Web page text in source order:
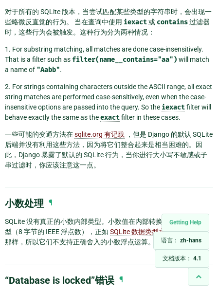
Getting Help
语言： zh-hans
文档版本： 4.1
对于所有的 SQLite 版本，当尝试匹配某些类型的字符串时，会出现一
些略微反直觉的行为。 当在查询中使用 iexact或 contains过滤器
时，这些行为会被触发。这种行为分为两种情况：
1. For substring matching, all matches are done case-insensitively.
That is a filter such as filter(name__contains="aa") will match
a name of "Aabb".
2. For strings containing characters outside the ASCII range, all exact
string matches are performed case-sensitively, even when the case-
insensitive options are passed into the query. So the iexactfilter will
behave exactly the same as theexactfilter in these cases.
一些可能的变通方法在sqlite.org 有记载 ，但是 Django 的默认 SQLite
后端并没有利用这些方法，因为将它们整合起来是相当困难的。因
此，Django 暴露了默认的 SQLite 行为，当你进行大小写不敏感或子
串过滤时，你应该注意这一点。
小数处理 ¶
SQLite 没有真正的小数内部类型。小数值在内部转换为REAL数据类
型（8 字节的 IEEE 浮点数），正如 SQLite 数据类型文档中所解释的
那样，所以它们不支持正确舍入的小数浮点运算。
“Database is locked”错误 ¶